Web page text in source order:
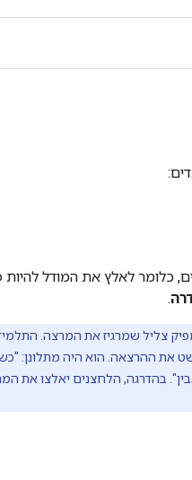
כלומר לאלץ את המודל להיות
.
צליל שמרגיז את המרצה.
ההרצאה. הוא היה מתלונן:
בהדרגה, הלחצנים יאלצו את